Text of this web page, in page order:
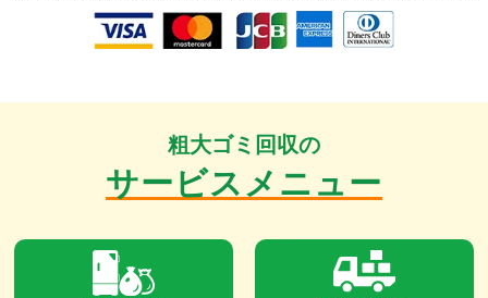
粗大ゴミ回収の
サービスメニュー